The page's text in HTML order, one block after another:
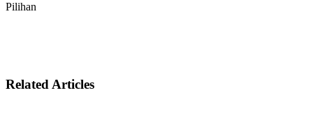
Pilihan
Related Articles